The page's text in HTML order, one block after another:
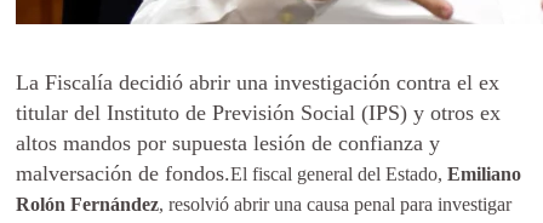
La Fiscalía decidió abrir una investigación contra el ex
titular del Instituto de Previsión Social (IPS) y otros ex
altos mandos por supuesta lesión de confianza y
malversación de fondos.El fiscal general del Estado, Emiliano
Rolón Fernández, resolvió abrir una causa penal para investigar